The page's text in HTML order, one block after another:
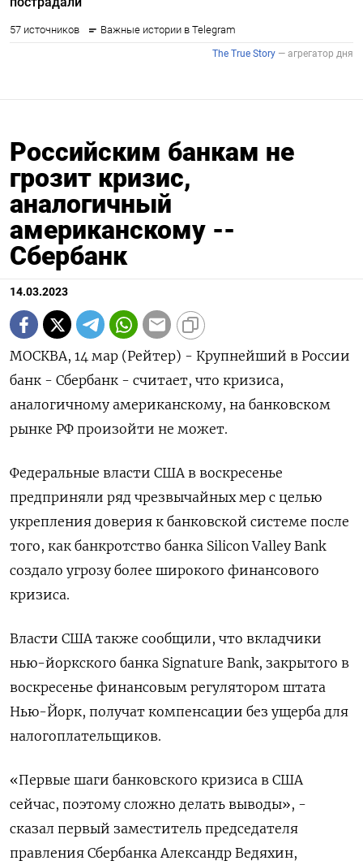
Российским банкам не
грозит кризис,
аналогичный
американскому --
Сбербанк
14.03.2023
МОСКВА, 14 мар (Рейтер) - Крупнейший в России
банк - Сбербанк - считает, что кризиса,
аналогичному американскому, на банковском
рынке РФ произойти не может.
Федеральные власти США в воскресенье
предприняли ряд чрезвычайных мер с целью
укрепления доверия к банковской системе после
того, как банкротство банка Silicon Valley Bank
создало угрозу более широкого финансового
кризиса.
Власти США также сообщили, что вкладчики
нью-йоркского банка Signature Bank, закрытого в
воскресенье финансовым регулятором штата
Нью-Йорк, получат компенсации без ущерба для
налогоплательщиков.
«Первые шаги банковского кризиса в США
сейчас, поэтому сложно делать выводы», -
сказал первый заместитель председателя
правления Сбербанка Александр Ведяхин,